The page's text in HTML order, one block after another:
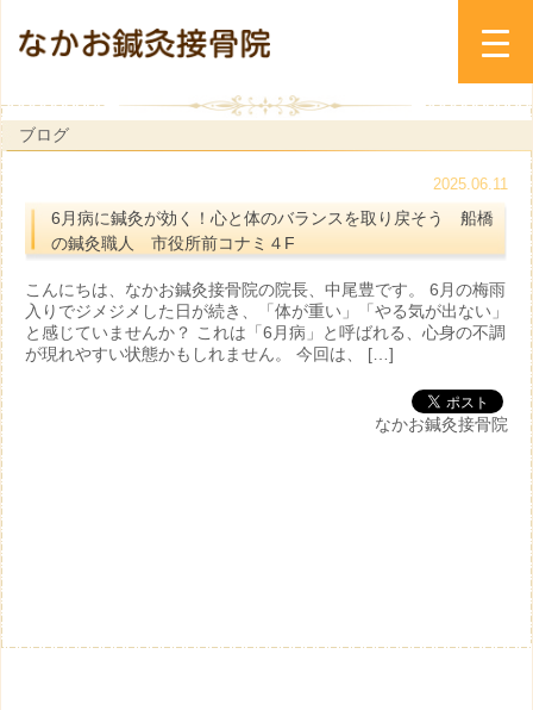
ブログ
2025.06.11
6月病に鍼灸が効く！心と体のバランスを取り戻そう 船橋
の鍼灸職人 市役所前コナミ４F
こんにちは、なかお鍼灸接骨院の院長、中尾豊です。 6月の梅雨
入りでジメジメした日が続き、「体が重い」「やる気が出ない」
と感じていませんか？ これは「6月病」と呼ばれる、心身の不調
が現れやすい状態かもしれません。 今回は、 […]
なかお鍼灸接骨院